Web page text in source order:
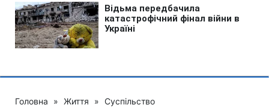
Головна » Життя » Суспільство